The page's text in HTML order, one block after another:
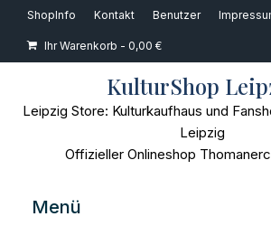
ShopInfo Kontakt Benutzer
Ihr Warenkorb - 0,00 €
KulturShop
Leipzig Store: Kulturkaufhaus und
Leipzig
Offizieller Onlineshop
Menü